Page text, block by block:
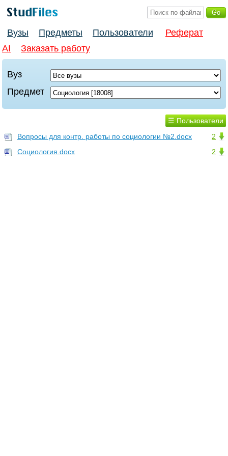
Вузы Предметы Пользователи
Реферат
AI
Заказать работу
Вуз
Предмет
☰ Пользователи
2
Вопросы для контр. работы по социологии №2.docx
2
Социология.docx